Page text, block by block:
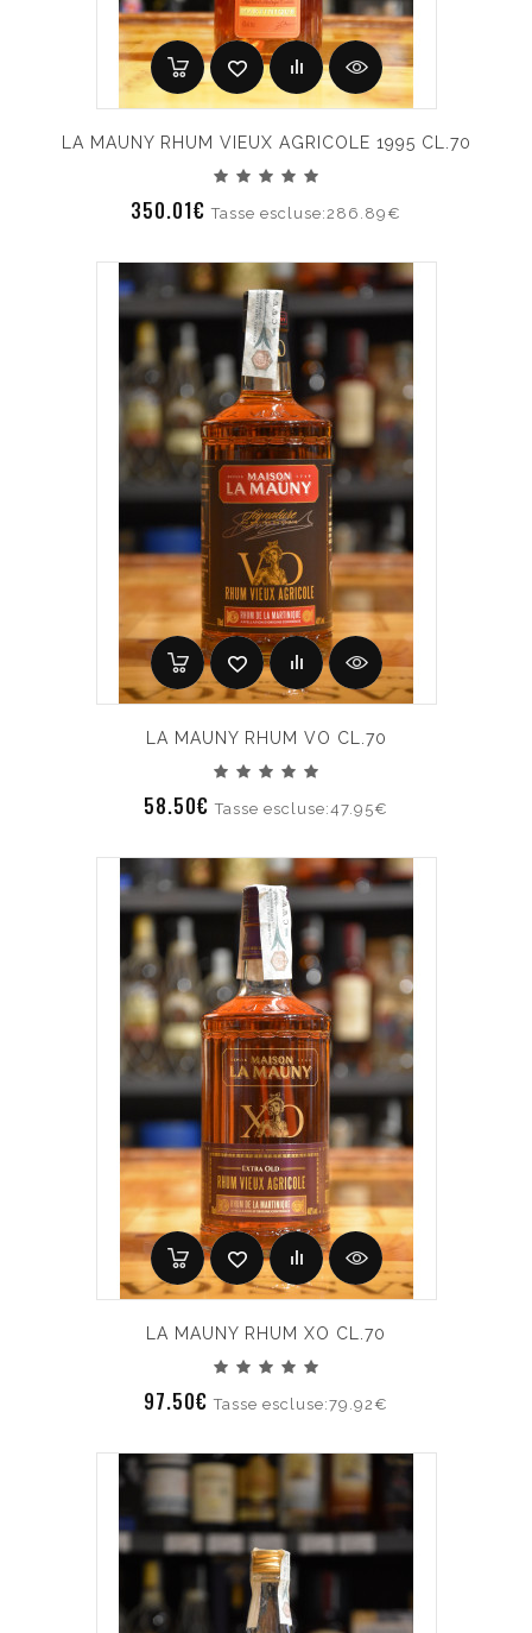
LA MAUNY RHUM VIEUX AGRICOLE 1995 CL.70
350.01€Tasse escluse:286.89€
LA MAUNY RHUM VO CL.70
58.50€Tasse escluse:47.95€
LA MAUNY RHUM XO CL.70
97.50€Tasse escluse:79.92€